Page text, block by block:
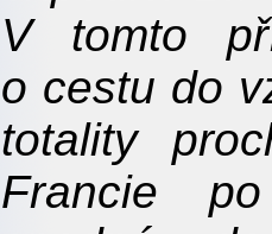
V tomto
o cestu do
totality
Francie